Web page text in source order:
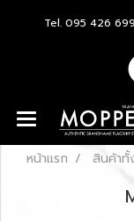
Tel. 095 426
หน้าแรก สินค้าทั้